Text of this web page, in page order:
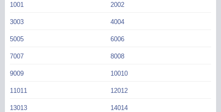
灵，连忙抬手。 回家就是个死，还不如先跟着他一起去流放。 她毫不犹
谢鹤寻静静看着她，许久，终于缓缓点头。 见他信了，何青冉放下心来，打
身。 反倒在数年之后，又跟着他原路返回了京城，只不过不再是狼狈落魄的
戴罪流人，而是万民敬仰的皇后之尊。*1v1/甜文/双初恋/he-------------------《高嫁
人。 一次宫宴上，陛下一时兴起，亲口将她指婚于符君珩。 - 符君
珩，皇后亲侄，太子表弟，其父英国公更有从龙之功，家世显赫至极。 他本
1001 2002
3003 4004
5005 6006
7007 8008
9009 10010
11011 12012
13013 14014